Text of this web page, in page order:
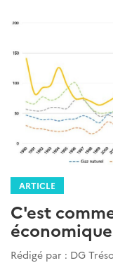
ARTICLE
C'est
Rédigé par : DG